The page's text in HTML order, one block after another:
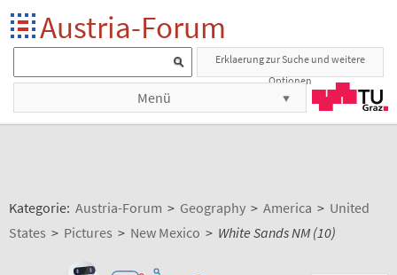
Austria-Forum
Erklaerung zur Suche und weitere
Optionen
Menü
Kategorie: Austria-Forum > Geography > America > United
States > Pictures > New Mexico > White Sands NM (10)